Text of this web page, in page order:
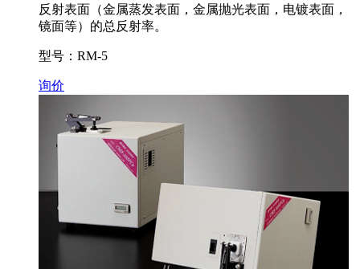
反射表面（金属蒸发表面，金属抛光表面，电镀表面，
镜面等）的总反射率。
型号：RM-5
询价